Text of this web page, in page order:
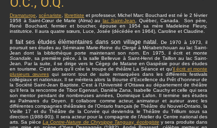
Dramaturge scénariste librettiste et professeur, Michel Marc Bouchard est né le 2 février
1958 à Saint-Cœur de Marie (Alma) au lac Saint-Jean
, Québec, Canada. Son père,
René Bouchard, fermier et boucher, épouse en 1954 sa mère Madeleine Fleury,
institutrice. Il aura quatre sœurs, Luce, Josée (décédée en 1964), Caroline et Claudine.
Il fait ses études élémentaires dans son village natal.
De 1970 à 1973, il
poursuit ses études au Séminaire Marie-Reine du Clergé à Métabetchouan au lac Saint-
Jean dont la bibliothèque porte maintenant son nom. En 1975, il écrit et monte
Scandale , sa première pièce, à la salle Bellevue à Saint-Henri de Taillon au lac Saint-
Jean. Par la suite, il se dirige vers le Cégep de Matane en Gaspésie pour des études
en tourisme. C’est alors qu’il crée la troupe de théâtre La Séance et qu’il écrit et monte
plusieurs œuvres qui seront tout de suite remarquées dans les différents festivals
collégiaux et nationaux. Il se méritera alors la Bourse d’Excellence du Prêt d’honneur de
la Société Saint-Jean Baptiste. C’est à l’Université d’Ottawa au département de théâtre
qu’il fera la rencontre de Tibor Egervari, Danièle Zana, Isabelle Cauchy et celle qui sera
son mentor pendant de nombreuses années, Dominique Lafon. Il termine ses études
au Palmares du Doyen. Il collabore comme acteur, animateur et auteur avec les
différentes compagnies théâtrales de l’Ontario français (le Théâtre du Nouvel-Ontario, la
Vieille 17 et du Théâtre de la Corvée qui deviendra le Théâtre du Trillium sous sa
direction (1988-90)). Il sera acteur pour la compagnie de l’Atelier du Centre national des
arts. Sa pièce La Contre-Nature de Chrysippe Tanguay, écologiste y sera produite dans